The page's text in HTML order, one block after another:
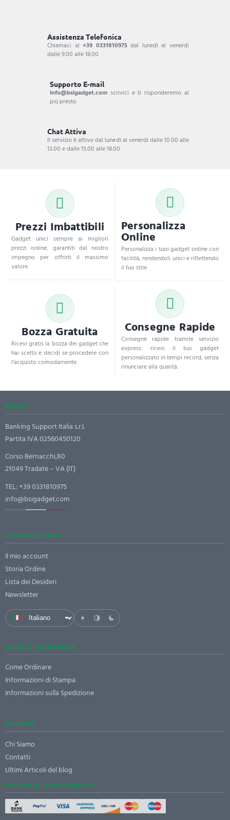
Assistenza Telefonica
Chiamaci al+39 0331810975dal lunedì al venerdi
dalle 9.00 alle 18.00
Supporto E-mail
info@bsigadget.com scrivici e ti risponderemo al
più presto
Chat Attiva
Il servizio è attivo dal lunedì al venerdì dalle 10.00 alle
13.00 e dalle 15.00 alle 18.00
Prezzi Imbattibili
Gadget unici sempre ai migliori
prezzi online, garantiti dal nostro
impegno per offrirti il massimo
valore.
Personalizza
Online
Personalizza i tuoi gadget online con
facilità, rendendoli unici e riflettendo
il tuo stile.
Bozza Gratuita
Ricevi gratis la bozza dei gadget che
hai scelto e decidi se procedere con
l'acquisto comodamente.
Consegne Rapide
Consegne rapide tramite servizio
express: ricevi il tuo gadget
personalizzato in tempi record, senza
rinunciare alla qualità.
ABOUT
Banking Support Italia s.r.l.
Partita IVA 02560450120
Corso Bernacchi,80
21049 Tradate – VA (IT)
TEL:+39 0331810975
info@bsigadget.com
IL MIO ACCOUNT
Il mio account
Storia Ordine
Lista dei Desideri
Newsletter
GUIDE E ASSISTENZA
Come Ordinare
Informazioni di Stampa
Informazioni sulla Spedizione
AZIENDA
Chi Siamo
Contatti
Ultimi Articoli del blog
MODALITÀ DI PAGAMENTO